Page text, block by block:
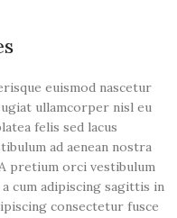
euismod nascetur
ullamcorper nisl eu
felis sed lacus
ad aenean nostra
pretium orci vestibulum
cum adipiscing sagittis in
consectetur fusce